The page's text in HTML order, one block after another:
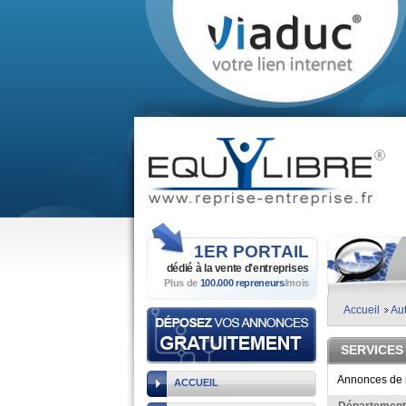
1ER PORTAIL
dédié à la vente d'entreprises
Plus de 100.000 repreneurs/mois
ACCUEIL
Accueil
Annonces de